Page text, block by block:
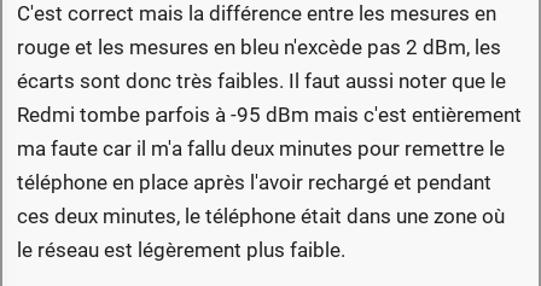
C'est correct mais la différence entre les mesures en
rouge et les mesures en bleu n'excède pas 2 dBm, les
écarts sont donc très faibles. Il faut aussi noter que le
Redmi tombe parfois à -95 dBm mais c'est entièrement
ma faute car il m'a fallu deux minutes pour remettre le
téléphone en place après l'avoir rechargé et pendant
ces deux minutes, le téléphone était dans une zone où
le réseau est légèrement plus faible.